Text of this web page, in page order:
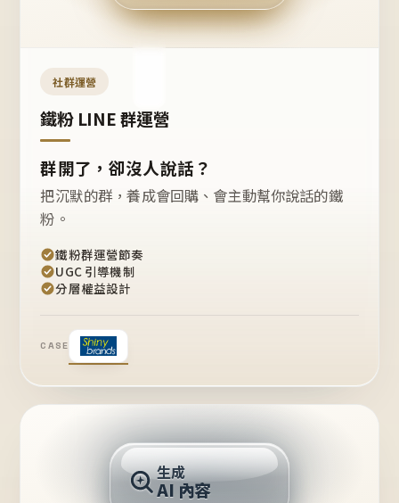
開團
嗎？
社群運營
鐵粉 LINE 群運營
群開了，卻沒人說話？
把沉默的群，養成會回購、會主動幫你說話的鐵
粉。
鐵粉群運營節奏
UGC 引導機制
分層權益設計
CASE
生成
AI 內容